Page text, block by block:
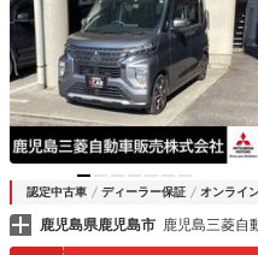
キングセンサー 横滑り防
フルセグＴＶ ＡＢＳ
認定中古車 ディーラー保証 オンライ
鹿児島県鹿児島市